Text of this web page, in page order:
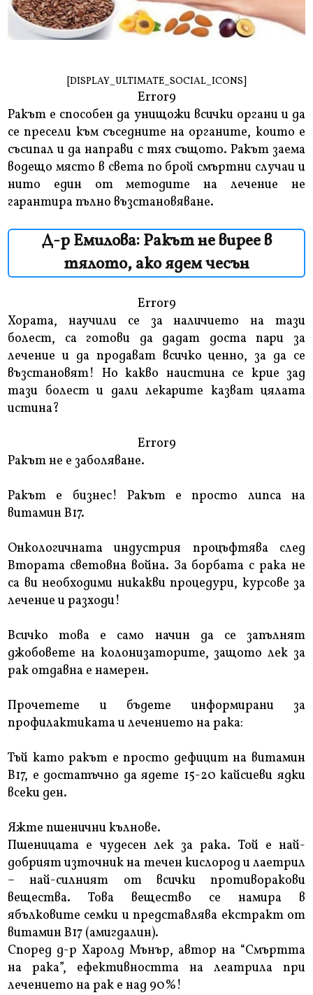
[DISPLAY_ULTIMATE_SOCIAL_ICONS]
Error9
Ракът е способен да унищожи всички органи и да
се пресели към съседните на органите, които е
съсипал и да направи с тях същото. Ракът заема
водещо място в света по брой смъртни случаи и
нито един от методите на лечение не
гарантира пълно възстановяване.
Д-р Емилова: Ракът не вирее в
тялото, ако ядем чесън
Error9
Хората, научили се за наличието на тази
болест, са готови да дадат доста пари за
лечение и да продават всичко ценно, за да се
възстановят! Но какво наистина се крие зад
тази болест и дали лекарите казват цялата
истина?
Error9
Ракът не е заболяване.
Ракът е бизнес! Ракът е просто липса на
витамин В17.
Онкологичната индустрия процъфтява след
Втората световна война. За борбата с рака не
са ви необходими никакви процедури, курсове за
лечение и разходи!
Всичко това е само начин да се запълнят
джобовете на колонизаторите, защото лек за
рак отдавна е намерен.
Прочетете и бъдете информирани за
профилактиката и лечението на рака:
Тъй като ракът е просто дефицит на витамин
В17, е достатъчно да ядете 15-20 кайсиеви ядки
всеки ден.
Яжте пшенични кълнове.
Пшеницата е чудесен лек за рака. Той е най-
добрият източник на течен кислород и лаетрил
– най-силният от всички противоракови
вещества. Това вещество се намира в
ябълковите семки и представлява екстракт от
витамин В17 (амигдалин).
Според д-р Харолд Мънър, автор на “Смъртта
на рака”, ефективността на леатрила при
лечението на рак е над 90%!